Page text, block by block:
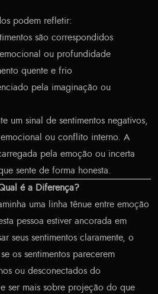
podem refletir:
são correspondidos
ou profundidade
quente e frio
pela imaginação ou
um sinal de sentimentos negativos,
ou conflito interno. A
pela emoção ou incerta
sente de forma honesta.
é a Diferença?
uma linha tênue entre emoção
pessoa estiver ancorada em
seus sentimentos claramente, o
os sentimentos parecerem
ou desconectados do
ser mais sobre projeção do que